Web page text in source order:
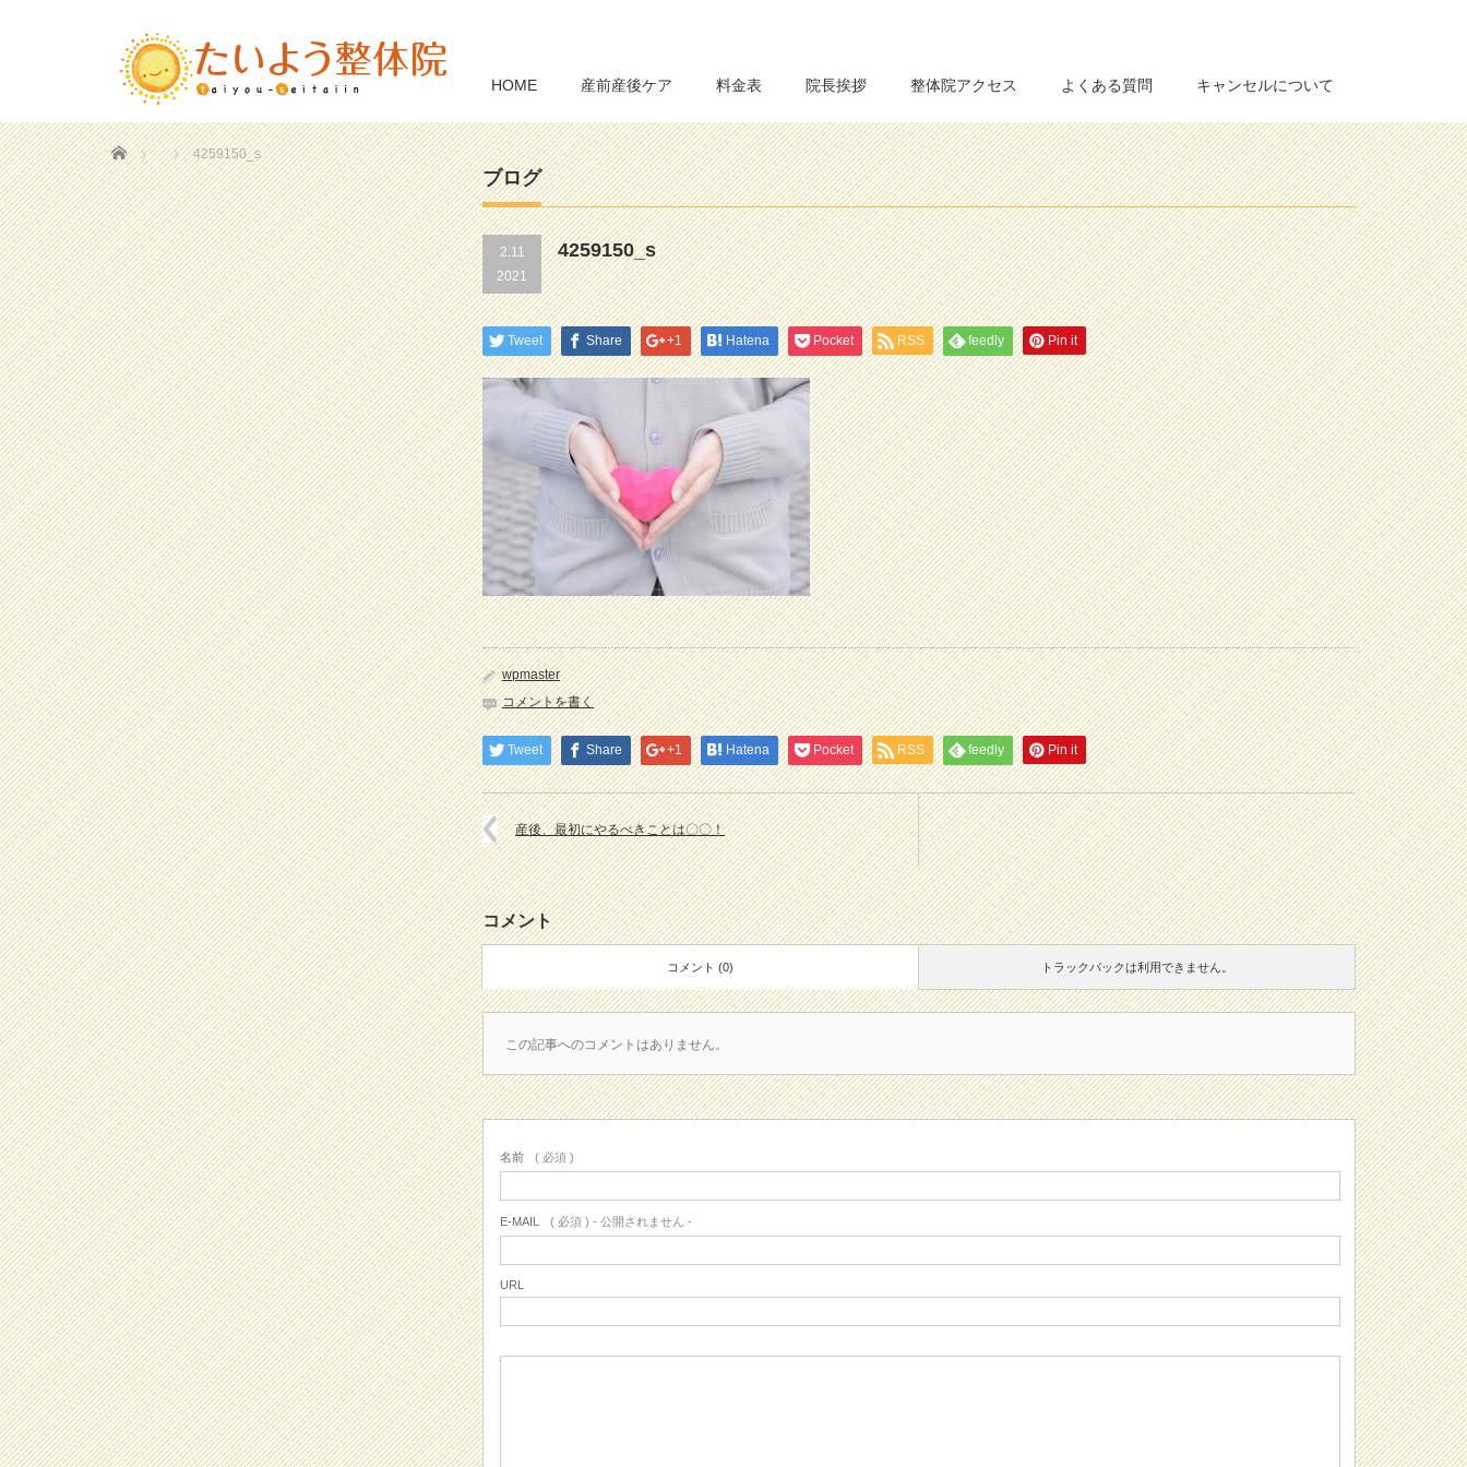
HOME 産前産後ケア 料金表 院長挨拶 整体院アクセス よくある質問 キャンセルについて
Home 4259150_s
ブログ
2.11
2021
4259150_s
Tweet Share +1 Hatena Pocket RSS feedly Pin it
wpmaster
コメントを書く
Tweet Share +1 Hatena Pocket RSS feedly Pin it
産後、最初にやるべきことは〇〇！
コメント
トラックバックは利用できません。
コメント (0)
この記事へのコメントはありません。
名前 ( 必須 )
E-MAIL ( 必須 ) - 公開されません -
URL